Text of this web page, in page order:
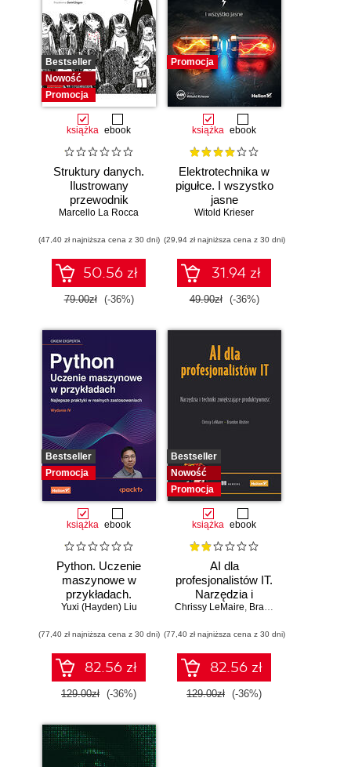
Bestseller
Nowość
Promocja
książka ebook
Struktury danych.
Ilustrowany
przewodnik
Marcello La Rocca
(47,40 zł najniższa cena z 30 dni)
50.56 zł
79.00zł (-36%)
Promocja
książka ebook
Elektrotechnika w
pigułce. I wszystko
jasne
Witold Krieser
(29,94 zł najniższa cena z 30 dni)
31.94 zł
49.90zł (-36%)
Bestseller
Promocja
książka ebook
Python. Uczenie
maszynowe w
przykładach.
Najlepsze praktyki
zastosowaniach.
Wydanie IV
Yuxi (Hayden) Liu
(77,40 zł najniższa cena z 30 dni)
82.56 zł
129.00zł (-36%)
Bestseller
Nowość
Promocja
książka ebook
AI dla
profesjonalistów IT.
Narzędzia i
techniki
produktywność
Chrissy LeMaire, Brandon Abshire
(77,40 zł najniższa cena z 30 dni)
82.56 zł
129.00zł (-36%)